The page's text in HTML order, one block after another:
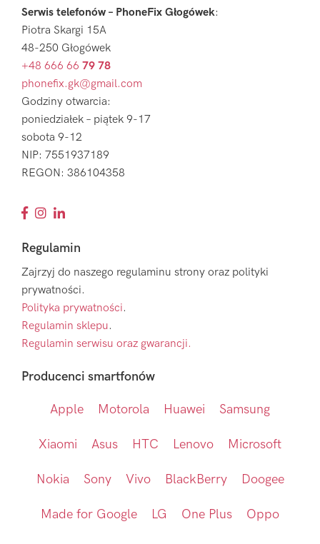
Serwis telefonów – PhoneFix Głogówek:
Piotra Skargi 15A
48-250 Głogówek
+48 666 66 79 78
phonefix.gk@gmail.com
Godziny otwarcia:
poniedziałek – piątek 9-17
sobota 9-12
NIP: 7551937189
REGON: 386104358
Regulamin
Zajrzyj do naszego regulaminu strony oraz polityki
prywatności.
Polityka prywatności.
Regulamin sklepu.
Regulamin serwisu oraz gwarancji.
Producenci smartfonów
Apple Motorola Huawei Samsung
Xiaomi Asus HTC Lenovo Microsoft
Nokia Sony Vivo BlackBerry Doogee
Made for Google LG One Plus Oppo